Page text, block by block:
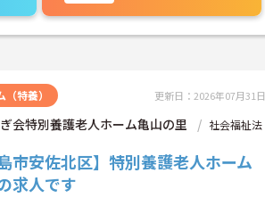
特養） 更新日：2026年07月31日
会特別養護老人ホーム亀山の里
社会福祉法
市安佐北区】特別養護老人ホーム
求人です